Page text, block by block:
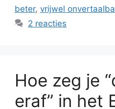
beter, vrijwel
2 reacties
Hoe zeg je
eraf” in het